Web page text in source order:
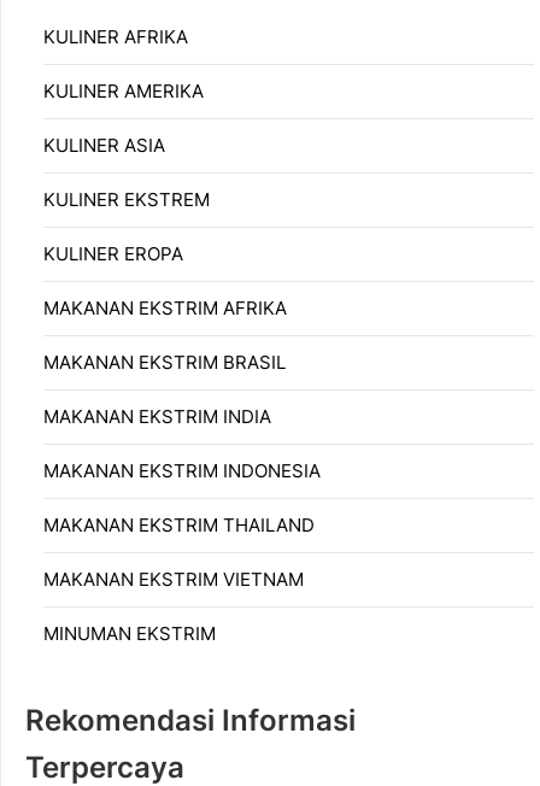
KULINER AFRIKA
KULINER AMERIKA
KULINER ASIA
KULINER EKSTREM
KULINER EROPA
MAKANAN EKSTRIM AFRIKA
MAKANAN EKSTRIM BRASIL
MAKANAN EKSTRIM INDIA
MAKANAN EKSTRIM INDONESIA
MAKANAN EKSTRIM THAILAND
MAKANAN EKSTRIM VIETNAM
MINUMAN EKSTRIM
Rekomendasi Informasi
Terpercaya